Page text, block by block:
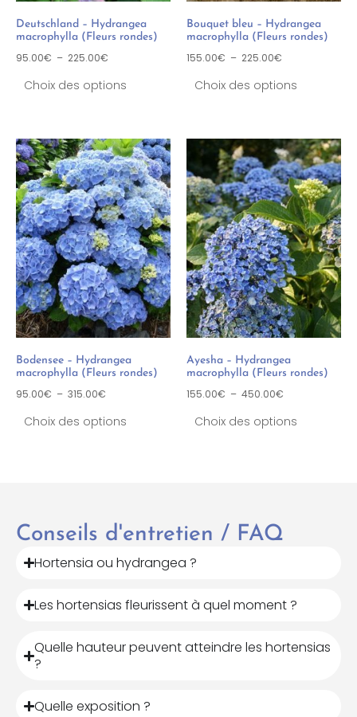
Deutschland – Hydrangea
macrophylla (Fleurs rondes)
95.00€ – 225.00€
Choix des options
Bouquet bleu – Hydrangea
macrophylla (Fleurs rondes)
155.00€ – 225.00€
Choix des options
Bodensee – Hydrangea
macrophylla (Fleurs rondes)
95.00€ – 315.00€
Choix des options
Ayesha – Hydrangea
macrophylla (Fleurs rondes)
155.00€ – 450.00€
Choix des options
Conseils d'entretien / FAQ
Hortensia ou hydrangea ?
Les hortensias fleurissent à quel moment ?
Quelle hauteur peuvent atteindre les hortensias
?
Quelle exposition ?